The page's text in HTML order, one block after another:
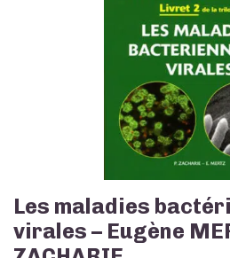
Les maladies
virales – Eugène